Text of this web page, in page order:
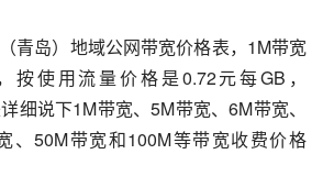
青岛）地域公网带宽价格表，1M带宽
按使用流量价格是0.72元每GB，
细说下1M带宽、5M带宽、6M带宽、
、50M带宽和100M等带宽收费价格